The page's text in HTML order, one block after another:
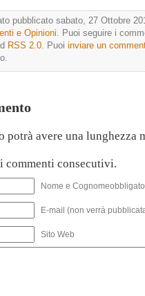
pubblicato sabato, 27 Ottobre
e Opinioni . Puoi seguire i
RSS 2.0 . Puoi inviare un
potrà avere una lunghezza
commenti consecutivi.
Nome e
E-mail (non verrà
Sito Web